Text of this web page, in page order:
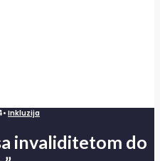
• Inkluzija
invaliditetom do